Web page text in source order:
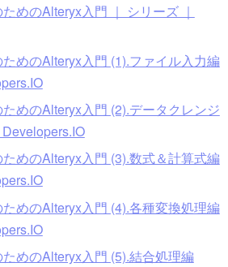
めのAlteryx入門 ｜ シリーズ ｜
めのAlteryx入門 (1).ファイル入力編
めのAlteryx入門 (2).データクレンジ
めのAlteryx入門 (3).数式＆計算式編
めのAlteryx入門 (4).各種変換処理編
めのAlteryx入門 (5).結合処理編